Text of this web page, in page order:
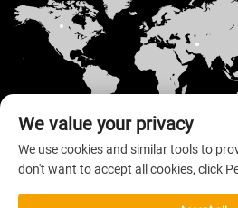
Автоматен © 2026 Welloo Electronic
Co., Ltd. Всички права запазени. —
We value your privacy
We use cookies and similar tools to
don't want to accept all cookies, click